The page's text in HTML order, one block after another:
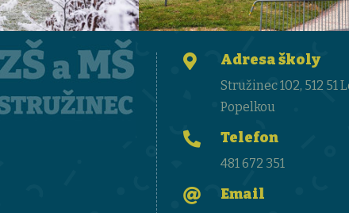
 Adresa školy
Stružinec 102, 512 51
Popelkou
 Telefon
481 672 351
 Email